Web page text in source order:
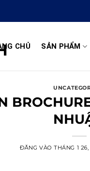
CHỦ SẢN PHẨM
ĐĂNG VÀOTHÁNG 1